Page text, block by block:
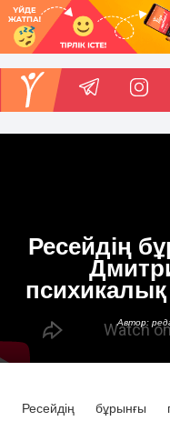
Ресейдің
Автор:
Ресейдің бұрынғы